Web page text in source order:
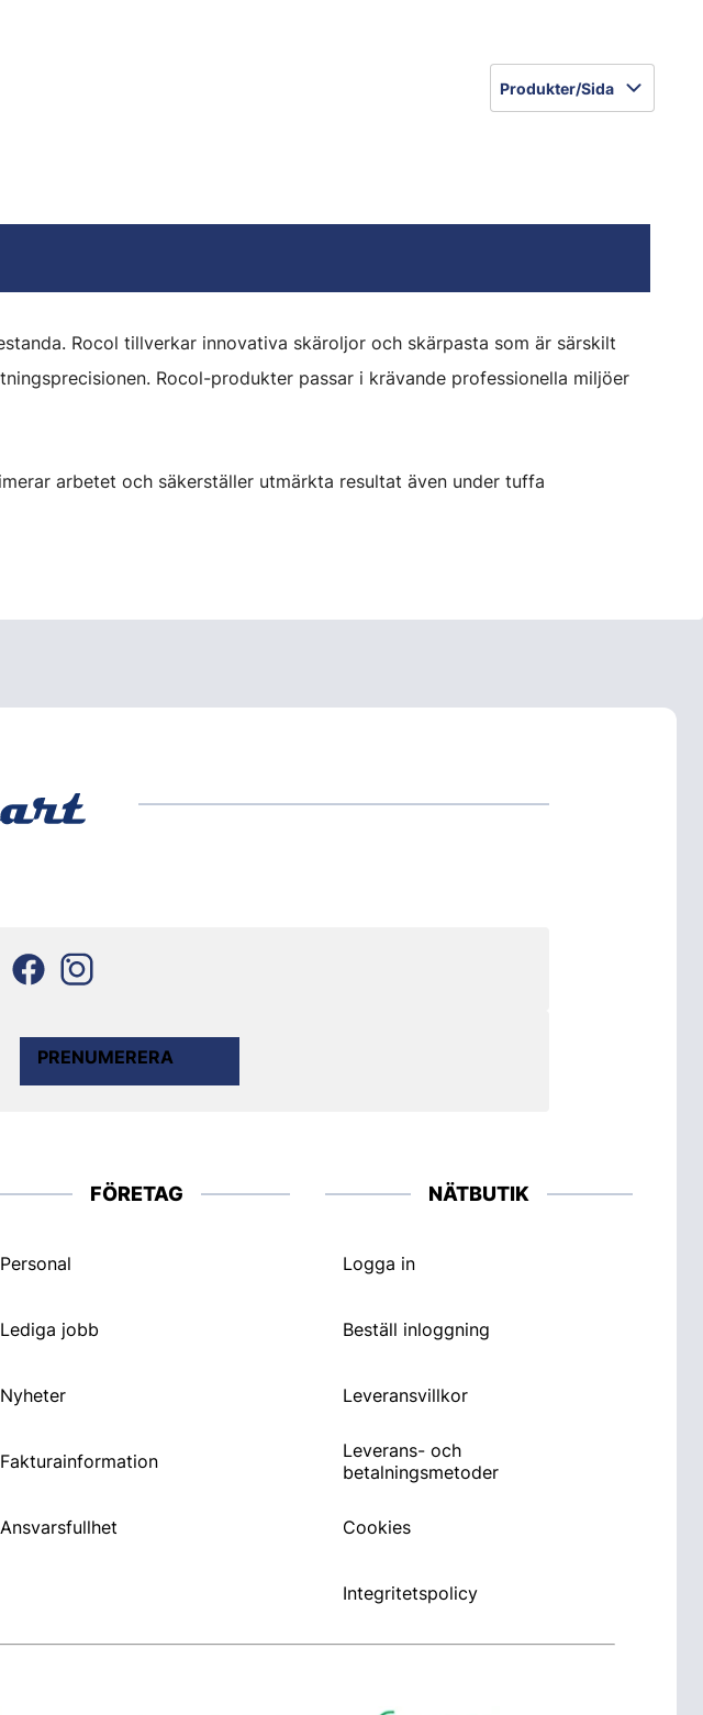
Produkter/Sida
Rocol tillverkar innovativa skäroljor och skärpasta som är särskilt
Rocol-produkter passar i krävande professionella miljöer
arbetet och säkerställer utmärkta resultat även under tuffa
PRENUMERERA
FÖRETAG
Personal
Lediga jobb
Nyheter
Fakturainformation
Ansvarsfullhet
NÄTBUTIK
Logga in
Beställ inloggning
Leveransvillkor
Leverans- och
betalningsmetoder
Cookies
Integritetspolicy